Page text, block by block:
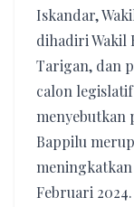
Iskandar,
dihadiri Wakil
Tarigan, dan
calon
menyebutkan
Bappilu
meningkatkan
Februari 2024.